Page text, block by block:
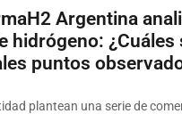
Argentina
hidrógeno: ¿Cuáles
puntos
plantean una serie de